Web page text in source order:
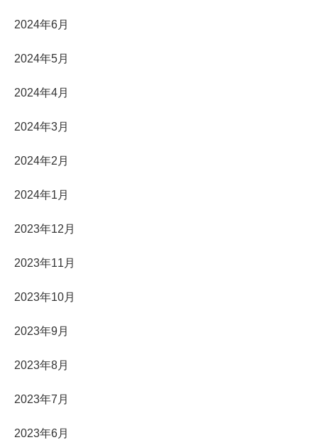
2024年6月
2024年5月
2024年4月
2024年3月
2024年2月
2024年1月
2023年12月
2023年11月
2023年10月
2023年9月
2023年8月
2023年7月
2023年6月